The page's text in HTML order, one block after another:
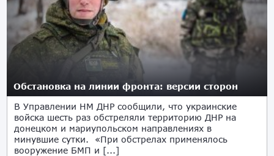
Обстановка на линии фронта: версии сторон
В Управлении НМ ДНР сообщили, что украинские
войска шесть раз обстреляли территорию ДНР на
донецком и мариупольском направлениях в
минувшие сутки. «При обстрелах применялось
вооружение БМП и [...]